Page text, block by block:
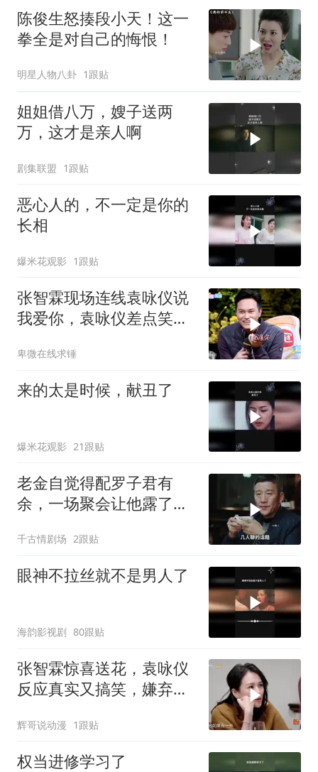
陈俊生怒揍段小天！这一
拳全是对自己的悔恨！
明星人物八卦 1跟贴
姐姐借八万，嫂子送两
万，这才是亲人啊
剧集联盟 1跟贴
恶心人的，不一定是你的
长相
爆米花观影 1跟贴
张智霖现场连线袁咏仪说
我爱你，袁咏仪差点笑岔
卑微在线求锤
来的太是时候，献丑了
爆米花观影 21跟贴
老金自觉得配罗子君有
余，一场聚会让他露了
千古情剧场 2跟贴
眼神不拉丝就不是男人了
海韵影视剧 80跟贴
张智霖惊喜送花，袁咏仪
反应真实又搞笑，嫌弃中
辉哥说动漫 1跟贴
权当进修学习了